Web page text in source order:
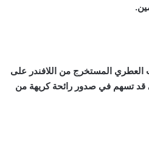
العطري المستخرج من اللافندر على
قد تسهم في صدور رائحة كريهة من